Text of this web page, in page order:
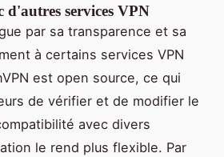
d'autres services VPN
par sa transparence et sa
à certains services VPN
est open source, ce qui
de vérifier et de modifier le
avec divers
le rend plus flexible. Par